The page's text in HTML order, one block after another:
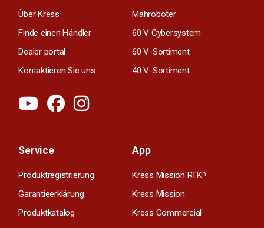
Über Kress
Finde einen Händler
Dealer portal
Kontaktieren Sie uns
Mähroboter
60 V Cybersystem
60 V-Sortiment
40 V-Sortiment
Service
Produktregistrierung
Garantieerklärung
Produktkatalog
App
Kress Mission RTKn
Kress Mission
Kress Commercial